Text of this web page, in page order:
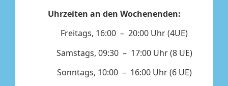
Uhrzeiten an den Wochenenden:
Freitags, 16:00 – 20:00 Uhr (4UE)
Samstags, 09:30 – 17:00 Uhr (8 UE)
Sonntags, 10:00 – 16:00 Uhr (6 UE)